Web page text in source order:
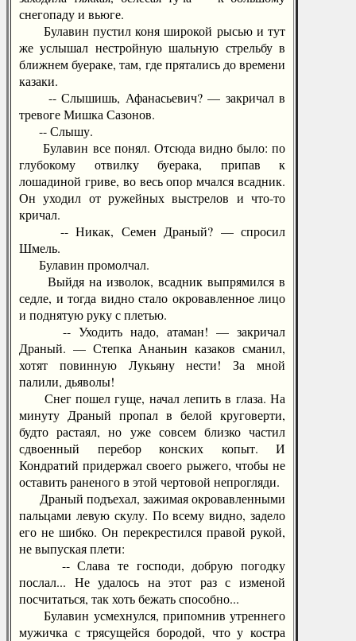
снегопаду и вьюге.
Булавин пустил коня широкой рысью и тут
же услышал нестройную шальную стрельбу в
ближнем буераке, там, где прятались до времени
казаки.
-- Слышишь, Афанасьевич? — закричал в
тревоге Мишка Сазонов.
-- Слышу.
Булавин все понял. Отсюда видно было: по
глубокому отвилку буерака, припав к
лошадиной гриве, во весь опор мчался всадник.
Он уходил от ружейных выстрелов и что-то
кричал.
-- Никак, Семен Драный? — спросил
Шмель.
Булавин промолчал.
Выйдя на изволок, всадник выпрямился в
седле, и тогда видно стало окровавленное лицо
и поднятую руку с плетью.
-- Уходить надо, атаман! — закричал
Драный. — Степка Ананьин казаков сманил,
хотят повинную Лукьяну нести! За мной
палили, дьяволы!
Снег пошел гуще, начал лепить в глаза. На
минуту Драный пропал в белой круговерти,
будто растаял, но уже совсем близко частил
сдвоенный перебор конских копыт. И
Кондратий придержал своего рыжего, чтобы не
оставить раненого в этой чертовой непрогляди.
Драный подъехал, зажимая окровавленными
пальцами левую скулу. По всему видно, задело
его не шибко. Он перекрестился правой рукой,
не выпуская плети:
-- Слава те господи, добрую погодку
послал... Не удалось на этот раз с изменой
посчитаться, так хоть бежать способно...
Булавин усмехнулся, припомнив утреннего
мужичка с трясущейся бородой, что у костра